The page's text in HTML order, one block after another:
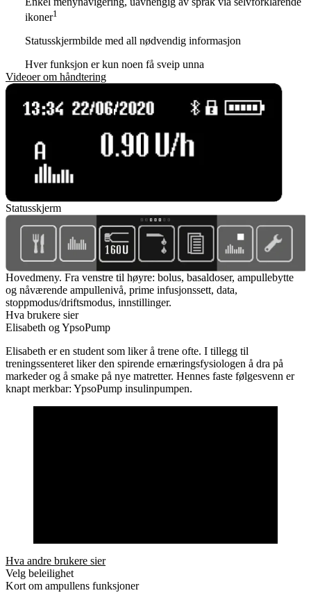
ikoner1
Statusskjermbilde med all nødvendig informasjon
Hver funksjon er kun noen få sveip unna
Videoer om håndtering
Statusskjerm
Hovedmeny. Fra venstre til høyre: bolus, basaldoser, ampullebytte
og nåværende ampullenivå, prime infusjonssett, data,
stoppmodus/driftsmodus, innstillinger.
Hva brukere sier
Elisabeth og YpsoPump
Elisabeth er en student som liker å trene ofte. I tillegg til
treningssenteret liker den spirende ernæringsfysiologen å dra på
markeder og å smake på nye matretter. Hennes faste følgesvenn er
knapt merkbar: YpsoPump insulinpumpen.
Hva andre brukere sier
Velg beleilighet
Kort om ampullens funksjoner